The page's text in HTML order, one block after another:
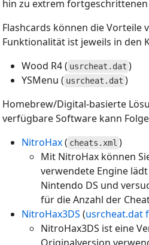
hin zu extrem
Flashcards können die Vorteile
Funktionalität ist jeweils in den
Wood R4 ( usrcheat.dat )
YSMenu ( usrcheat.dat )
Homebrew/Digital-basierte
verfügbare Software kann
NitroHax( cheats.xml )
Mit NitroHax können
verwendete Engine
Nintendo DS und
für die Anzahl der
NitroHax3DS (usrcheat.dat
NitroHax3DS ist eine